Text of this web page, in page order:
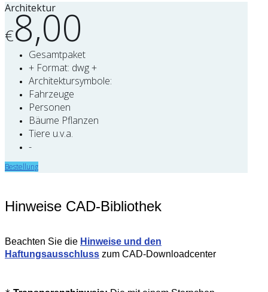
Architektur
€8,00
Gesamtpaket
+ Format: dwg +
Architektursymbole:
Fahrzeuge
Personen
Bäume Pflanzen
Tiere u.v.a.
-
Bestellung
Hinweise CAD-Bibliothek
Beachten Sie die Hinweise und den
Haftungsausschluss zum CAD-Downloadcenter